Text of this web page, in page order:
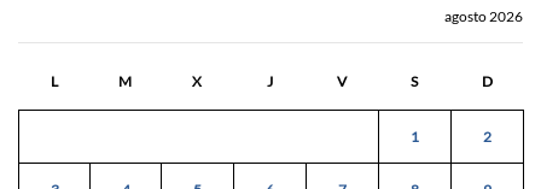
agosto 2026
L M X J V S D
1 2